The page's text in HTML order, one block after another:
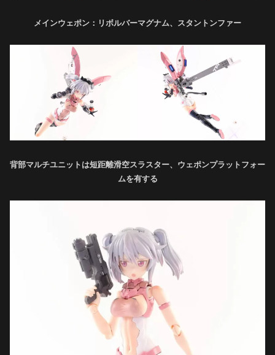
メインウェポン：リボルバーマグナム、スタントンファー
背部マルチユニットは短距離滑空スラスター、ウェポンプラットフォー
ムを有する